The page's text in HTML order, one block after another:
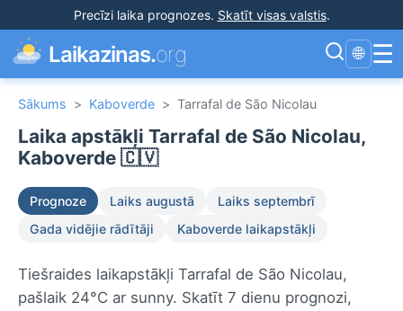
Precīzi laika prognozes. Skatīt visas valstis.
Laikazinas.org 🌐 ☰
Sākums > Kaboverde > Tarrafal de São Nicolau
Laika apstākļi Tarrafal de São Nicolau,
Kaboverde 🇨🇻
Prognoze Laiks augustā
Laiks septembrī
Gada vidējie rādītāji
Kaboverde laikapstākļi
Tiešraides laikapstākļi Tarrafal de São Nicolau,
pašlaik 24°C ar sunny. Skatīt 7 dienu prognozi,